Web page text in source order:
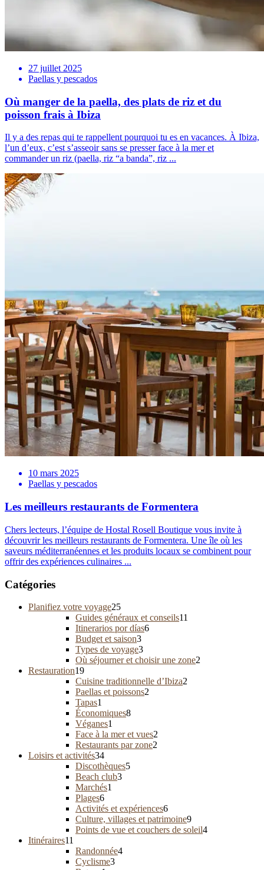
27 juillet 2025
Paellas y pescados
Où manger de la paella, des plats de riz et du
poisson frais à Ibiza
Il y a des repas qui te rappellent pourquoi tu es en vacances. À Ibiza,
l’un d’eux, c’est s’asseoir sans se presser face à la mer et
commander un riz (paella, riz “a banda”, riz ...
10 mars 2025
Paellas y pescados
Les meilleurs restaurants de Formentera
Chers lecteurs, l’équipe de Hostal Rosell Boutique vous invite à
découvrir les meilleurs restaurants de Formentera. Une île où les
saveurs méditerranéennes et les produits locaux se combinent pour
offrir des expériences culinaires ...
Catégories
Planifiez votre voyage25
Guides généraux et conseils11
Itinerarios por días6
Budget et saison3
Types de voyage3
Où séjourner et choisir une zone2
Restauration19
Cuisine traditionnelle d’Ibiza2
Paellas et poissons2
Tapas1
Économiques8
Véganes1
Face à la mer et vues2
Restaurants par zone2
Loisirs et activités34
Discothèques5
Beach club3
Marchés1
Plages6
Activités et expériences6
Culture, villages et patrimoine9
Points de vue et couchers de soleil4
Itinéraires11
Randonnée4
Cyclisme3